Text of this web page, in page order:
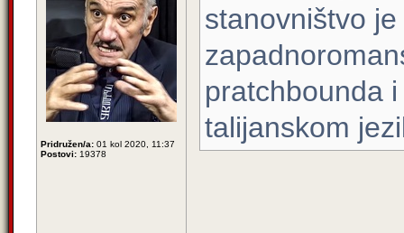
Pridružen/a: 01 kol 2020, 11:37
Postovi: 19378
stanovništvo
pratchbounda
talijanskom